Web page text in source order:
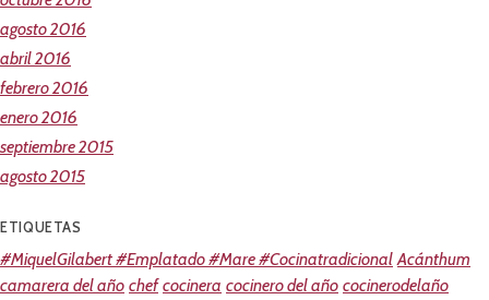
agosto 2016
abril 2016
febrero 2016
enero 2016
septiembre 2015
agosto 2015
ETIQUETAS
#MiquelGilabert #Emplatado #Mare #Cocinatradicional Acánthum
camarera del año chef cocinera cocinero del año cocinerodelaño